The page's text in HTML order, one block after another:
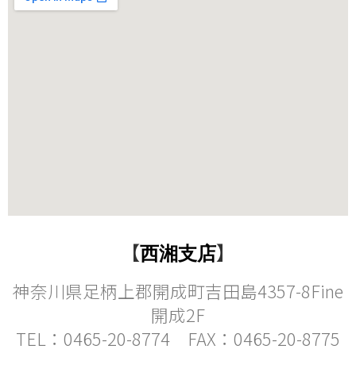
【西湘支店】
神奈川県足柄上郡開成町吉田島4357-8Fine
開成2F
TEL：0465-20-8774 FAX：0465-20-8775